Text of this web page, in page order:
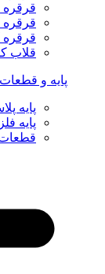
قرقره
قرقره
قرقره
قلاب
پایه و
پایه
پایه